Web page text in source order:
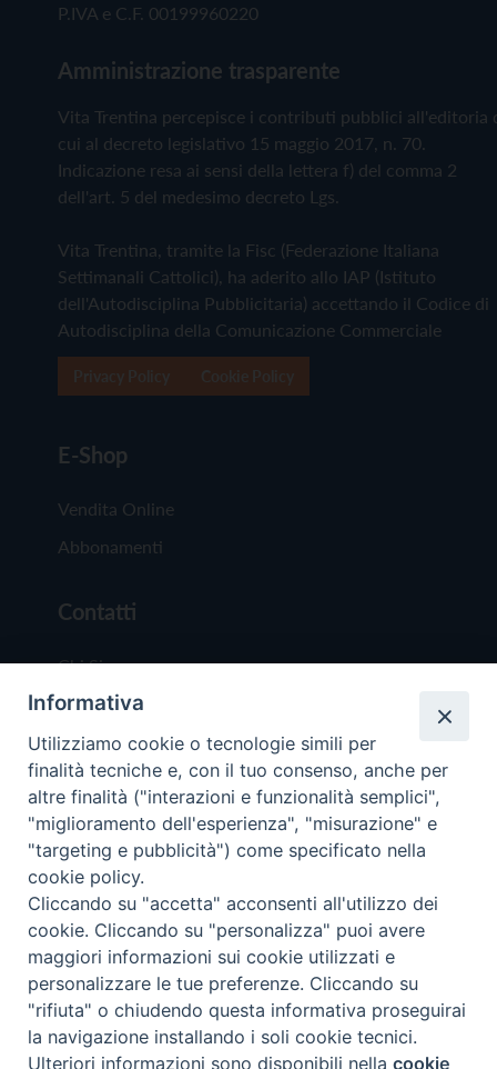
P.IVA e C.F. 00199960220
Amministrazione trasparente
Vita Trentina percepisce i contributi pubblici all'editoria
cui al decreto legislativo 15 maggio 2017, n. 70.
Indicazione resa ai sensi della lettera f) del comma 2
dell'art. 5 del medesimo decreto Lgs.
Vita Trentina, tramite la Fisc (Federazione Italiana
Settimanali Cattolici), ha aderito allo IAP (Istituto
dell'Autodisciplina Pubblicitaria) accettando il Codice di
Autodisciplina della Comunicazione Commerciale
E-Shop
Vendita Online
Abbonamenti
Contatti
Chi Siamo
Redazione
Scrivici
Copyright © 2019 - Tutti i diritti riservati - Vita
Trentina Editrice
Privacy Policy
Torna
Informativa
Utilizziamo cookie o tecnologie simili per
finalità tecniche e, con il tuo consenso, anche per
altre finalità ("interazioni e funzionalità semplici",
"miglioramento dell'esperienza", "misurazione" e
"targeting e pubblicità") come specificato nella
cookie policy.
Cliccando su "accetta" acconsenti all'utilizzo dei
cookie. Cliccando su "personalizza" puoi avere
maggiori informazioni sui cookie utilizzati e
personalizzare le tue preferenze. Cliccando su
"rifiuta" o chiudendo questa informativa proseguirai
la navigazione installando i soli cookie tecnici.
Ulteriori informazioni sono disponibili nellacookie